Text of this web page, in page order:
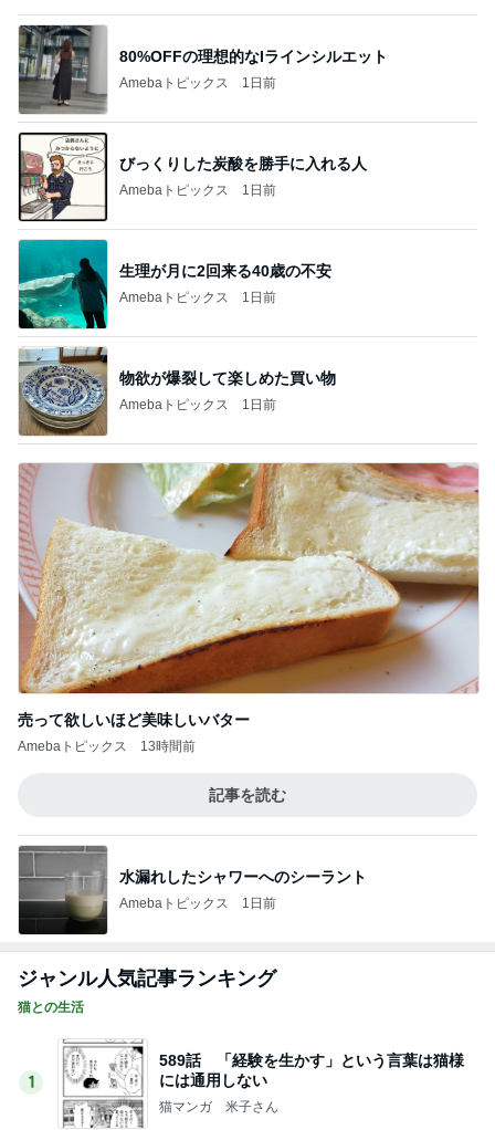
80%OFFの理想的なIラインシルエット
Amebaトピックス 1日前
びっくりした炭酸を勝手に入れる人
Amebaトピックス 1日前
生理が月に2回来る40歳の不安
Amebaトピックス 1日前
物欲が爆裂して楽しめた買い物
Amebaトピックス 1日前
売って欲しいほど美味しいバター
Amebaトピックス 13時間前
記事を読む
水漏れしたシャワーへのシーラント
Amebaトピックス 1日前
ジャンル人気記事ランキング
猫との生活
1
589話 「経験を生かす」という言葉は猫様
には通用しない
猫マンガ 米子さん